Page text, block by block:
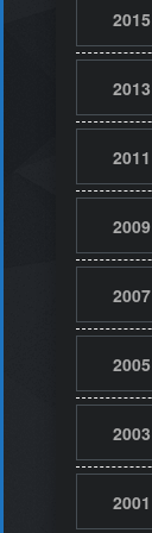
2015
2013
2011
2009
2007
2005
2003
2001